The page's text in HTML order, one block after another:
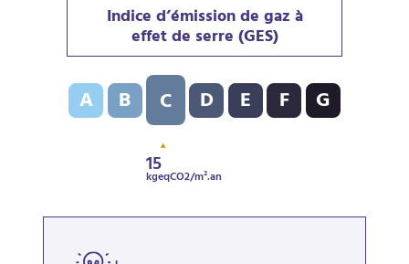
Indice d’émission de gaz à
effet de serre (GES)
Indice d’émission de gaz à effet de serre (GES) : C - 15
A B C
15
kgeqCO2/m².an
D E F G